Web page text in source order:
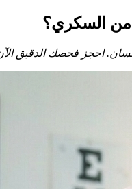
من السكري؟
احجز فحصك الدقيق